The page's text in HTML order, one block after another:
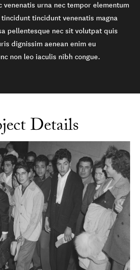
venenatis urna nec tempor elementum
tincidunt venenatis magna
pellentesque nec sit volutpat quis
dignissim aenean enim eu
non leo iaculis nibh congue.
Details